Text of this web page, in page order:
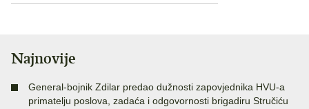
Najnovije
General-bojnik Zdilar predao dužnosti zapovjednika HVU-a
primatelju poslova, zadaća i odgovornosti brigadiru Stručiću